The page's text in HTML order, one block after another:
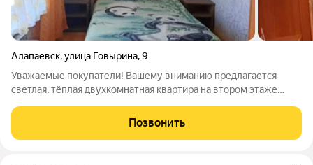
Алапаевск,улица Говырина,9
Уважаемые покупатели! Вашему вниманию предлагается
светлая, тёплая двухкомнатная квартира на втором этаже
день. В квартире выполнен
Позвонить